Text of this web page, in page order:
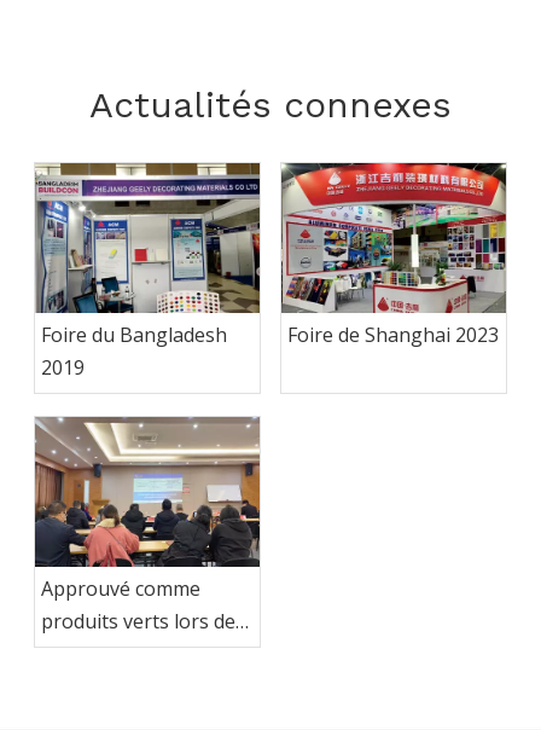
Actualités connexes
Foire du Bangladesh
2019
Foire de Shanghai 2023
Approuvé comme
produits verts lors de
l'inspection nationale